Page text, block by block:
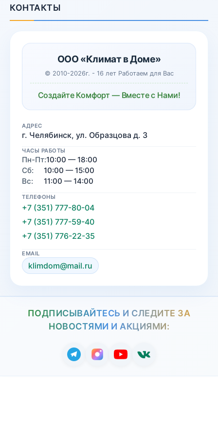
КОНТАКТЫ
ООО «Климат в Доме»
© 2010-2026г. - 16 лет Работаем для Вас
Создайте Комфорт — Вместе с Нами!
АДРЕС
г. Челябинск, ул. Образцова д. 3
ЧАСЫ РАБОТЫ
Пн-Пт:10:00 — 18:00
Сб:
10:00 — 15:00
Вс:
11:00 — 14:00
ТЕЛЕФОНЫ
+7 (351) 777-80-04
+7 (351) 777-59-40
+7 (351) 776-22-35
EMAIL
klimdom@mail.ru
ПОДПИСЫВАЙТЕСЬ И СЛЕДИТЕ ЗА
НОВОСТЯМИ И АКЦИЯМИ: